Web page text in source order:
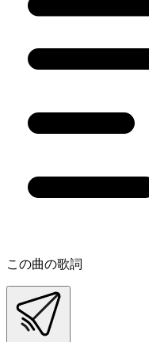
この曲の歌詞